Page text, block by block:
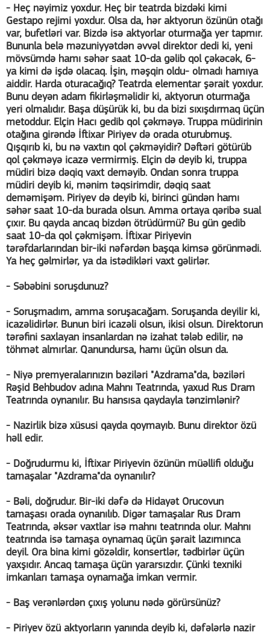
- Heç nəyimiz yoxdur. Heç bir teatrda bizdəki kimi
Gestapo rejimi yoxdur. Olsa da, hər aktyorun özünün otağı
var, bufetləri var. Bizdə isə aktyorlar oturmağa yer tapmır.
Bununla belə məzuniyyətdən əvvəl direktor dedi ki, yeni
mövsümdə hamı səhər saat 10-da gəlib qol çəkəcək, 6-
ya kimi də işdə olacaq. İşin, məşqin oldu- olmadı hamıya
aiddir. Harda oturacağıq? Teatrda elementar şərait yoxdur.
Bunu deyən adam fikirləşməlidir ki, aktyorun oturmağa
yeri olmalıdır. Başa düşürük ki, bu da bizi sıxışdırmaq üçün
metoddur. Elçin Hacı gedib qol çəkməyə. Truppa müdirinin
otağına girəndə İftixar Piriyev də orada oturubmuş.
Qışqırıb ki, bu nə vaxtın qol çəkməyidir? Dəftəri götürüb
qol çəkməyə icazə vermirmiş. Elçin də deyib ki, truppa
müdiri bizə dəqiq vaxt deməyib. Ondan sonra truppa
müdiri deyib ki, mənim təqsirimdir, dəqiq saat
deməmişəm. Piriyev də deyib ki, birinci gündən hamı
səhər saat 10-da burada olsun. Amma ortaya qəribə sual
çıxır. Bu qayda ancaq bizdən ötrüdürmü? Bu gün gedib
saat 10-da qol çəkmişəm. İftixar Piriyevin
tərəfdarlarından bir-iki nəfərdən başqa kimsə görünmədi.
Ya heç gəlmirlər, ya da istədikləri vaxt gəlirlər.
- Səbəbini soruşdunuz?
- Soruşmadım, amma soruşacağam. Soruşanda deyilir ki,
icazəlidirlər. Bunun biri icazəli olsun, ikisi olsun. Direktorun
tərəfini saxlayan insanlardan nə izahat tələb edilir, nə
töhmət almırlar. Qanundursa, hamı üçün olsun da.
- Niyə premyeralarınızın bəziləri "Azdrama"da, bəziləri
Rəşid Behbudov adına Mahnı Teatrında, yaxud Rus Dram
Teatrında oynanılır. Bu hansısa qaydayla tənzimlənir?
- Nazirlik bizə xüsusi qayda qoymayıb. Bunu direktor özü
həll edir.
- Doğrudurmu ki, İftixar Piriyevin özünün müəllifi olduğu
tamaşalar "Azdrama"da oynanılır?
- Bəli, doğrudur. Bir-iki dəfə də Hidayət Orucovun
tamaşası orada oynanılıb. Digər tamaşalar Rus Dram
Teatrında, əksər vaxtlar isə mahnı teatrında olur. Mahnı
teatrında isə tamaşa oynamaq üçün şərait lazımınca
deyil. Ora bina kimi gözəldir, konsertlər, tədbirlər üçün
yaxşıdır. Ancaq tamaşa üçün yararsızdır. Çünki texniki
imkanları tamaşa oynamağa imkan vermir.
- Baş verənlərdən çıxış yolunu nədə görürsünüz?
- Piriyev özü aktyorların yanında deyib ki, dəfələrlə nazir